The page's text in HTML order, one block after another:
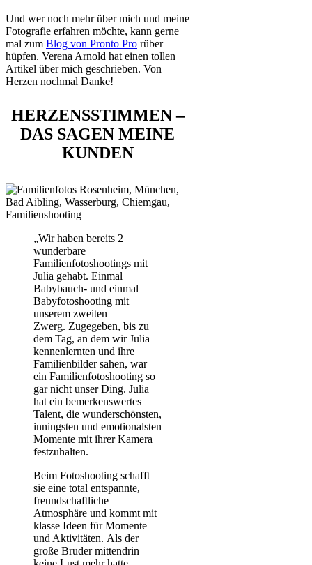
Und wer noch mehr über mich und meine
Fotografie erfahren möchte, kann gerne
mal zum Blog von Pronto Pro rüber
hüpfen. Verena Arnold hat einen tollen
Artikel über mich geschrieben. Von
Herzen nochmal Danke!
HERZENSSTIMMEN –
DAS SAGEN MEINE
KUNDEN
„Wir haben bereits 2
wunderbare
Familienfotoshootings mit
Julia gehabt. Einmal
Babybauch- und einmal
Babyfotoshooting mit
unserem zweiten
Zwerg. Zugegeben, bis zu
dem Tag, an dem wir Julia
kennenlernten und ihre
Familienbilder sahen, war
ein Familienfotoshooting so
gar nicht unser Ding. Julia
hat ein bemerkenswertes
Talent, die wunderschönsten,
inningsten und emotionalsten
Momente mit ihrer Kamera
festzuhalten.
Beim Fotoshooting schafft
sie eine total entspannte,
freundschaftliche
Atmosphäre und kommt mit
klasse Ideen für Momente
und Aktivitäten. Als der
große Bruder mittendrin